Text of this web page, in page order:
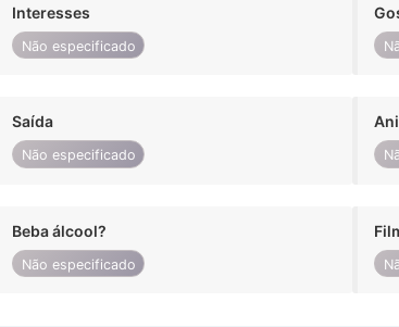
Interesses
Não especificado
Saída
Não especificado
Beba álcool?
Não especificado